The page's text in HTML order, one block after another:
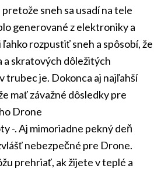
sneh sa usadí na tele
generované z elektroniky a
rozpustiť sneh a spôsobí, že
a skratových dôležitých
trubec je. Dokonca aj najľahší
mať závažné dôsledky pre
Drone
-. Aj mimoriadne pekný deň
nebezpečné pre Drone.
prehriať, ak žijete v teplé a